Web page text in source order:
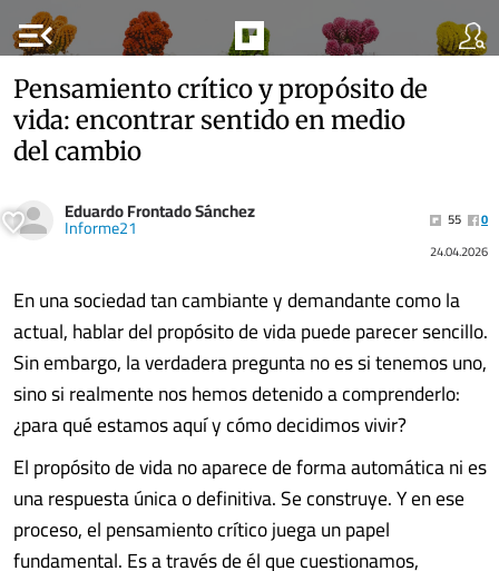
menu_open
Pensamiento crítico y propósito de
vida: encontrar sentido en medio
del cambio
Eduardo Frontado Sánchez
Informe21 55
0
24.04.2026
En una sociedad tan cambiante y demandante como la
actual, hablar del propósito de vida puede parecer sencillo.
Sin embargo, la verdadera pregunta no es si tenemos uno,
sino si realmente nos hemos detenido a comprenderlo:
¿para qué estamos aquí y cómo decidimos vivir?
El propósito de vida no aparece de forma automática ni es
una respuesta única o definitiva. Se construye. Y en ese
proceso, el pensamiento crítico juega un papel
fundamental. Es a través de él que cuestionamos,